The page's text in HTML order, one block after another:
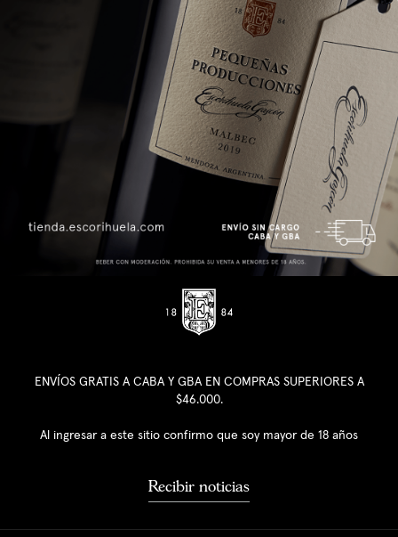
ENVÍOS GRATIS A CABA Y GBA EN COMPRAS SUPERIORES A
$46.000.
Al ingresar a este sitio confirmo que soy mayor de 18 años
Recibir noticias